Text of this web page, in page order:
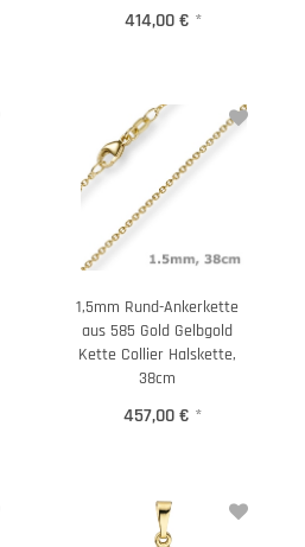
414,00 € *
1,5mm Rund-Ankerkette
aus 585 Gold Gelbgold
Kette Collier Halskette,
38cm
457,00 € *